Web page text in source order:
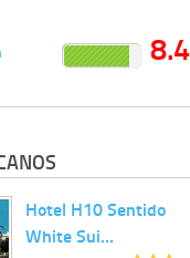
8.4
Hotel H10 Sentido
White Sui…